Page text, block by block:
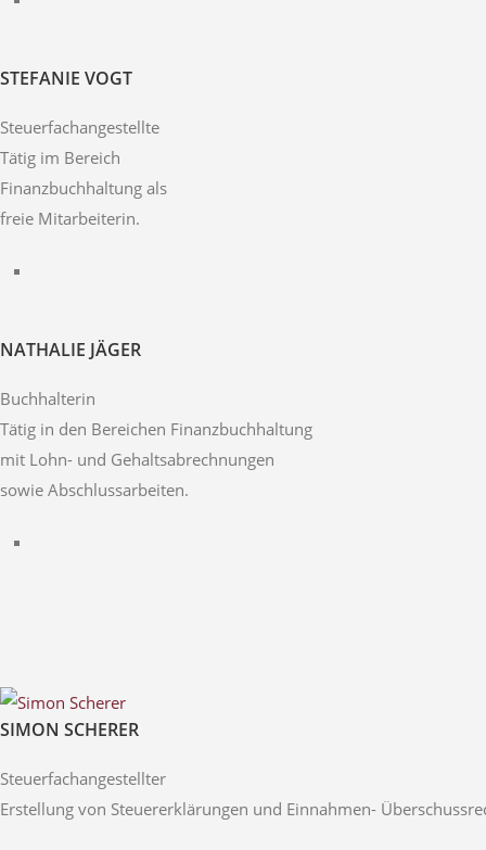
STEFANIE VOGT
Steuerfachangestellte
Tätig im Bereich
Finanzbuchhaltung als
freie Mitarbeiterin.
NATHALIE JÄGER
Buchhalterin
Tätig in den Bereichen Finanzbuchhaltung
mit Lohn- und Gehaltsabrechnungen
sowie Abschlussarbeiten.
SIMON SCHERER
Steuerfachangestellter
Erstellung von Steuererklärungen und Einnahmen-